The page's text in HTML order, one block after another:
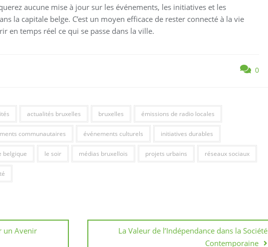
aucune mise à jour sur les événements, les initiatives et les
la capitale belge. C’est un moyen efficace de rester connecté à la vie
en temps réel ce qui se passe dans la ville.
0
actualités bruxelles bruxelles émissions de radio locales
communautaires événements culturels initiatives durables
belgique le soir médias bruxellois projets urbains réseaux sociaux
un Avenir
La Valeur de l’Indépendance dans la Société
Contemporaine